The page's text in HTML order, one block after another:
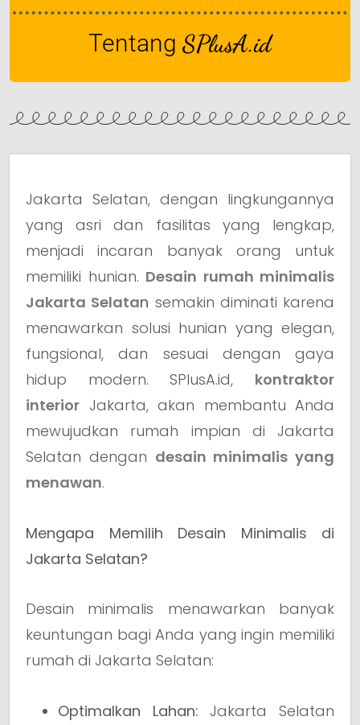
Tentang SPlusA.id
Jakarta Selatan, dengan lingkungannya
yang asri dan fasilitas yang lengkap,
menjadi incaran banyak orang untuk
memiliki hunian. Desain rumah minimalis
Jakarta Selatan semakin diminati karena
menawarkan solusi hunian yang elegan,
fungsional, dan sesuai dengan gaya
hidup modern. SPlusA.id, kontraktor
interior Jakarta, akan membantu Anda
mewujudkan rumah impian di Jakarta
Selatan dengan desain minimalis yang
menawan.
Mengapa Memilih Desain Minimalis di
Jakarta Selatan?
Desain minimalis menawarkan banyak
keuntungan bagi Anda yang ingin memiliki
rumah di Jakarta Selatan:
Optimalkan Lahan: Jakarta Selatan